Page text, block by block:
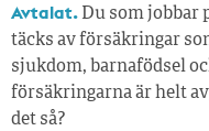
Avtalat. Du som jobbar
täcks av försäkringar
sjukdom, barnafödsel
försäkringarna är helt
det så?